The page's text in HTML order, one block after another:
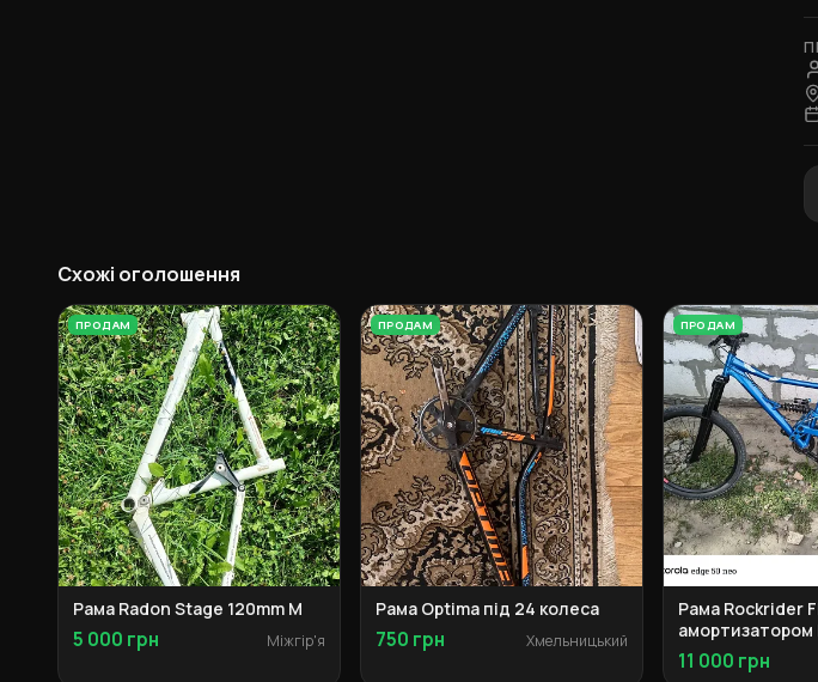
Схожі оголошення
ПРОДАМ
Рама Radon Stage 120mm M
5 000 грн Міжгір'я
ПРОДАМ
Рама Optima під 24 колеса
750 грн Хмельницький
ПРОДАМ
Рама Rockrider
амортизатором
RP23
11 000 грн